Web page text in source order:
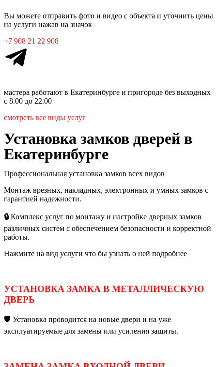
Вы можете отправить фото и видео с объекта и уточнить цены
на услуги нажав на значок
+7 908 21 22 908
мастера работают в Екатеринбурге и пригороде без выходных
с 8.00 до 22.00
смотреть все виды услуг
Установка замков дверей в
Екатеринбурге
Профессиональная установка замков всех видов
Монтаж врезных, накладных, электронных и умных замков с
гарантией надежности.
🔒Комплекс услуг по монтажу и настройке дверных замков
различных систем с обеспечением безопасности и корректной
работы.
Нажмите на вид услуги что бы узнать о ней подробнее
УСТАНОВКА ЗАМКА В МЕТАЛЛИЧЕСКУЮ
ДВЕРЬ
🛡️ Установка проводится на новые двери и на уже
эксплуатируемые для замены или усиления защиты.